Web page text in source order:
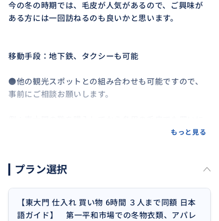
今の冬の時期では、毛皮が人気があるので、ご興味が
ある方には一回訪ねるのも良いかと思います。
移動手段：地下鉄、タクシーも可能
●他の観光スポットとの組み合わせも可能ですので、
事前にご相談お願いします。
もっと見る
プラン選択
【東大門 仕入れ 買い物 6時間 ３人まで同額 日本
語ガイド】 第一平和市場での冬物衣類、アパレ